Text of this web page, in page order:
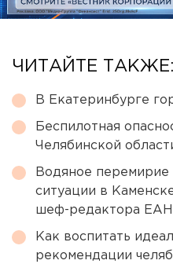
ЧИТАЙТЕ ТАКЖЕ:
В Екатеринбурге
Беспилотная
Челябинской
Водяное перемирие
ситуации в
шеф-редактора
Как воспитать
рекомендации